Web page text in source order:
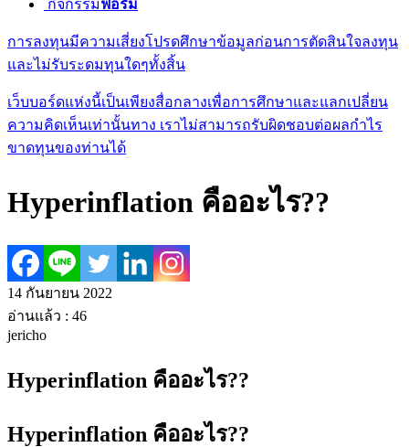
กิจกรรมฟอรั่ม
การลงทุนมีความเสี่ยงโปรดศึกษาข้อมูลก่อนการตัดสินใจลงทุน
และไม่รับระดมทุนใดๆทั้งสิ้น
เว็บบอร์ดแห่งนี้เป็นเพียงสื่อกลางเพื่อการศึกษาและแลกเปลี่ยน
ความคิดเห็นเท่านั้นทาง เราไม่สามารถรับผิดชอบต่อผลกำไร
ขาดทุนของท่านได้
Hyperinflation คืออะไร??
14 กันยายน 2022
อ่านแล้ว : 46
jericho
Hyperinflation คืออะไร??
Hyperinflation คืออะไร??